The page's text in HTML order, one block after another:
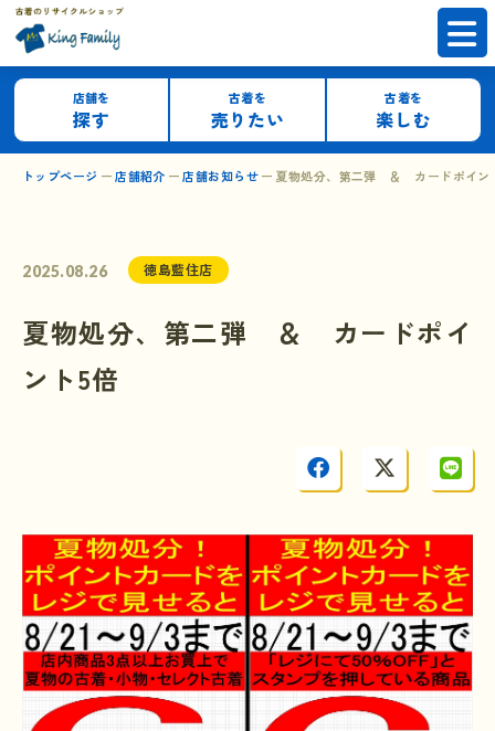
店舗を
探す
古着を
売りたい
古着を
楽しむ
トップページ 店舗紹介 店舗お知らせ 夏物処分、第二弾 ＆ カードポイン
2025.08.26 徳島藍住店
夏物処分、第二弾 ＆ カードポイ
ント5倍